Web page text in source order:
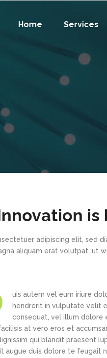
Home Services
is
adipiscing elit, sed
aliquam erat volutpat, ut
uis autem vel eum iriure
hendrerit in vulputate velit
consequat, vel illum dolore
at vero eros et
qui blandit praesent
augue duis dolore te feugait